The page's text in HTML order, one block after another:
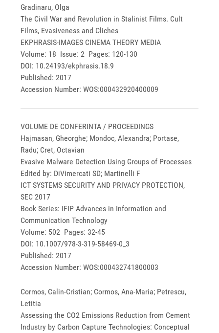
Gradinaru, Olga
The Civil War and Revolution in Stalinist Films. Cult
Films, Evasiveness and Cliches
EKPHRASIS-IMAGES CINEMA THEORY MEDIA
Volume: 18 Issue: 2 Pages: 120-130
DOI: 10.24193/ekphrasis.18.9
Published: 2017
Accession Number: WOS:000432920400009
VOLUME DE CONFERINTA / PROCEEDINGS
Hajmasan, Gheorghe; Mondoc, Alexandra; Portase,
Radu; Cret, Octavian
Evasive Malware Detection Using Groups of Processes
Edited by: DiVimercati SD; Martinelli F
ICT SYSTEMS SECURITY AND PRIVACY PROTECTION,
SEC 2017
Book Series: IFIP Advances in Information and
Communication Technology
Volume: 502 Pages: 32-45
DOI: 10.1007/978-3-319-58469-0_3
Published: 2017
Accession Number: WOS:000432741800003
Cormos, Calin-Cristian; Cormos, Ana-Maria; Petrescu,
Letitia
Assessing the CO2 Emissions Reduction from Cement
Industry by Carbon Capture Technologies: Conceptual